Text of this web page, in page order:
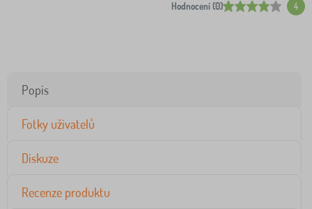
Hodnocení (0) 4
Popis
Fotky uživatelů
Diskuze
Recenze produktu